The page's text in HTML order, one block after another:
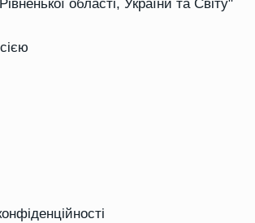
області, України та Світу"